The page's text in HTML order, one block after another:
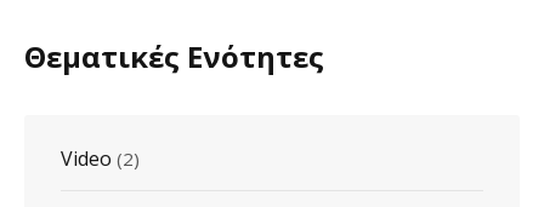
Θεματικές Ενότητες
Video (2)